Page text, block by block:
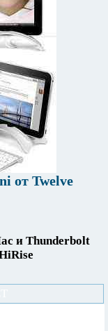
от Twelve
и Thunderbolt